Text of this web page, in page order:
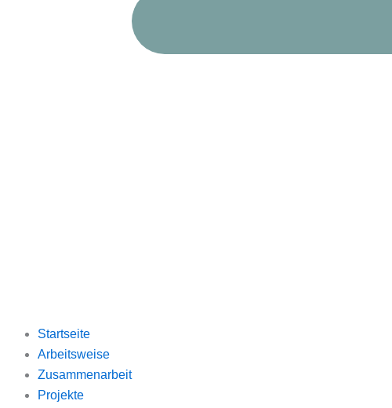
Startseite
Arbeitsweise
Zusammenarbeit
Projekte